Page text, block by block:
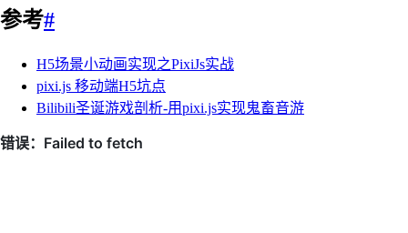
参考#
H5场景小动画实现之PixiJs实战
pixi.js 移动端H5坑点
Bilibili圣诞游戏剖析-用pixi.js实现鬼畜音游